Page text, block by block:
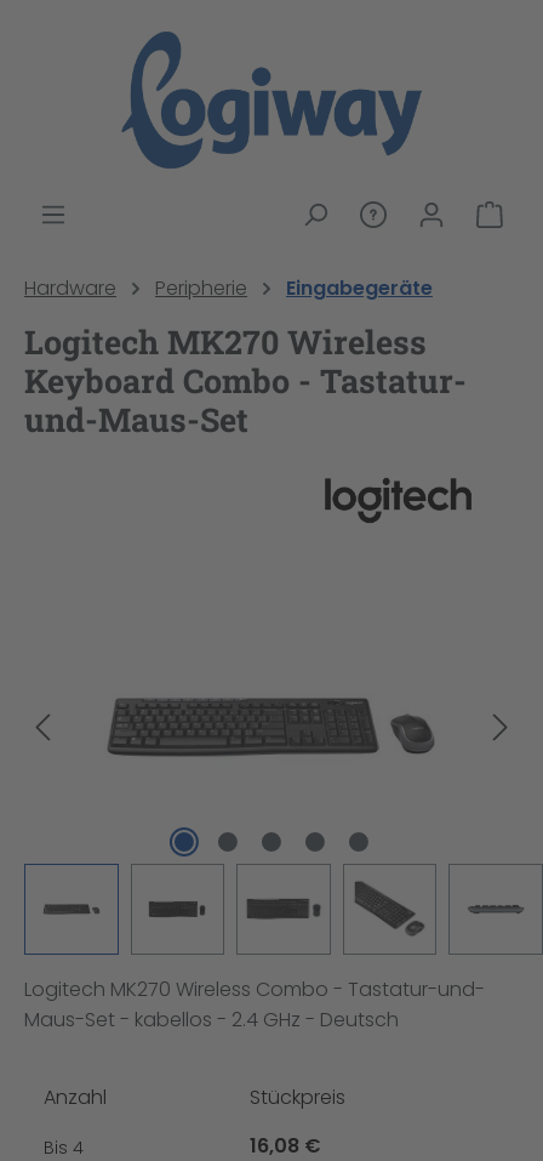
Hardware Peripherie Eingabegeräte
Logitech MK270 Wireless
Keyboard Combo - Tastatur-
und-Maus-Set
Logitech MK270 Wireless Combo - Tastatur-und-
Maus-Set - kabellos - 2.4 GHz - Deutsch
Anzahl Stückpreis
Bis 4 16,08 €